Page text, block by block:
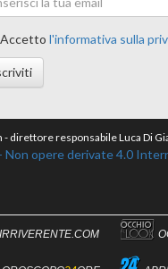
Accettol'informativa sulla
direttore responsabile Luca Di
opere derivate 4.0
IRRIVERENTE.COM